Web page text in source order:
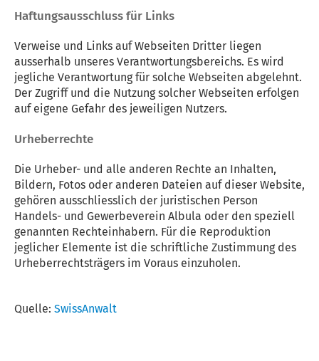
Haftungsausschluss für Links
Verweise und Links auf Webseiten Dritter liegen
ausserhalb unseres Verantwortungsbereichs. Es wird
jegliche Verantwortung für solche Webseiten abgelehnt.
Der Zugriff und die Nutzung solcher Webseiten erfolgen
auf eigene Gefahr des jeweiligen Nutzers.
Urheberrechte
Die Urheber- und alle anderen Rechte an Inhalten,
Bildern, Fotos oder anderen Dateien auf dieser Website,
gehören ausschliesslich der juristischen Person
Handels- und Gewerbeverein Albula oder den speziell
genannten Rechteinhabern. Für die Reproduktion
jeglicher Elemente ist die schriftliche Zustimmung des
Urheberrechtsträgers im Voraus einzuholen.
Quelle: SwissAnwalt